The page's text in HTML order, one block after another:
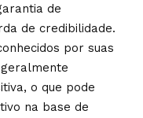
de
de credibilidade.
por suas
o que pode
na base de